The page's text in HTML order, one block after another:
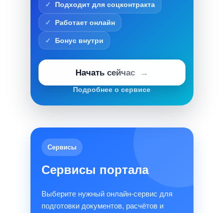
Подходит для соцконтракта
Работает онлайн
Бонус внутри
Начать сейчас
Подробнее о сервисе
Сервисы
Сервисы портала
Выберите нужный онлайн-сервис для
подготовки документов, расчётов и